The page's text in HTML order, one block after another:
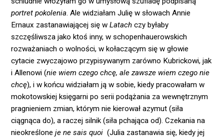
portret pokolenia. Ale widziałam Julię w słowach Annie
Ernaux zastanawiającej się wLatach czy byłaby
szczęśliwsza jako ktoś inny, w schopenhauerowskich
rozważaniach o wolności, w kołaczącym się w głowie
cytacie zwyczajowo przypisywanym zarówno Kubrickowi, jak
i Allenowi (nie wiem czego chcę, ale zawsze wiem czego nie
chcę), i w końcu widziałam ją w sobie, kiedy pracowałam w
mokotowskiej księgarni po serii podążania za wewnętrznym
pragnieniem zmian, którym nie kierował azymut (siła
ciągnąca do), a raczej silnik (siła pchająca od). Czekania na
nieokreśloneje ne sais quoi (Julia zastanawia się, kiedy jej